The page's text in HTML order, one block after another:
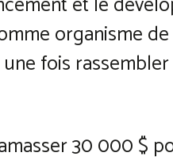
organisme
fois
30 000 $